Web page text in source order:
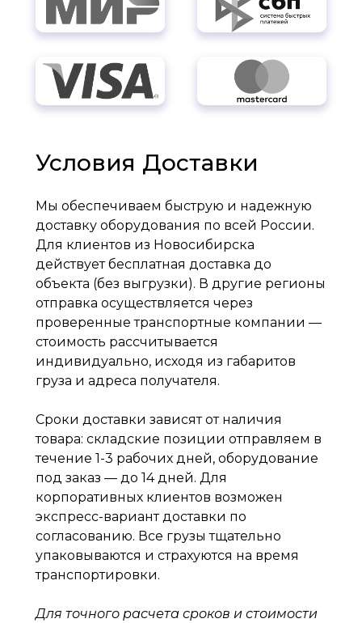
Условия Доставки
Мы обеспечиваем быструю и надежную
доставку оборудования по всей России.
Для клиентов из Новосибирска
действует бесплатная доставка до
объекта (без выгрузки). В другие регионы
отправка осуществляется через
проверенные транспортные компании —
стоимость рассчитывается
индивидуально, исходя из габаритов
груза и адреса получателя.
Сроки доставки зависят от наличия
товара: складские позиции отправляем в
течение 1-3 рабочих дней, оборудование
под заказ — до 14 дней. Для
корпоративных клиентов возможен
экспресс-вариант доставки по
согласованию. Все грузы тщательно
упаковываются и страхуются на время
транспортировки.
Для точного расчета сроков и стоимости